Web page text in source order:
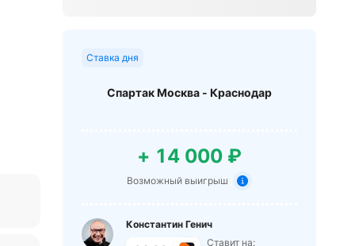
Ставка дня
Спартак Москва - Краснодар
+ 14 000 ₽
Возможный выигрыш
Константин Генич
Ставит на: